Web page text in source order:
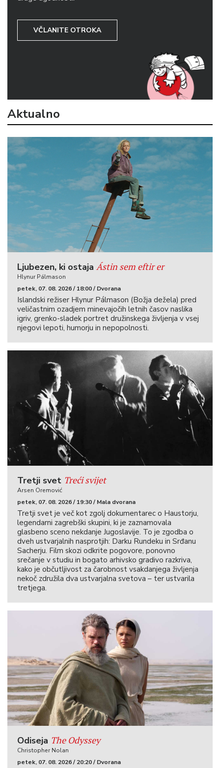
VČLANITE OTROKA
Aktualno
Ljubezen, ki ostaja Ástin sem eftir er
Hlynur Pálmason
petek, 07. 08. 2026 / 18:00 / Dvorana
Islandski režiser Hlynur Pálmason (Božja dežela) pred
veličastnim ozadjem minevajočih letnih časov naslika
igriv, grenko-sladek portret družinskega življenja v vsej
njegovi lepoti, humorju in nepopolnosti.
Tretji svet Treći svijet
Arsen Oremović
petek, 07. 08. 2026 / 19:30 / Mala dvorana
Tretji svet je več kot zgolj dokumentarec o Haustorju,
legendarni zagrebški skupini, ki je zaznamovala
glasbeno sceno nekdanje Jugoslavije. To je zgodba o
dveh ustvarjalnih nasprotjih: Darku Rundeku in Srđanu
Sacherju. Film skozi odkrite pogovore, ponovno
srečanje v studiu in bogato arhivsko gradivo razkriva,
kako je občutljivost za čarobnost vsakdanjega življenja
nekoč združila dva ustvarjalna svetova – ter ustvarila
tretjega.
Odiseja The Odyssey
Christopher Nolan
petek, 07. 08. 2026 / 20:20 / Dvorana